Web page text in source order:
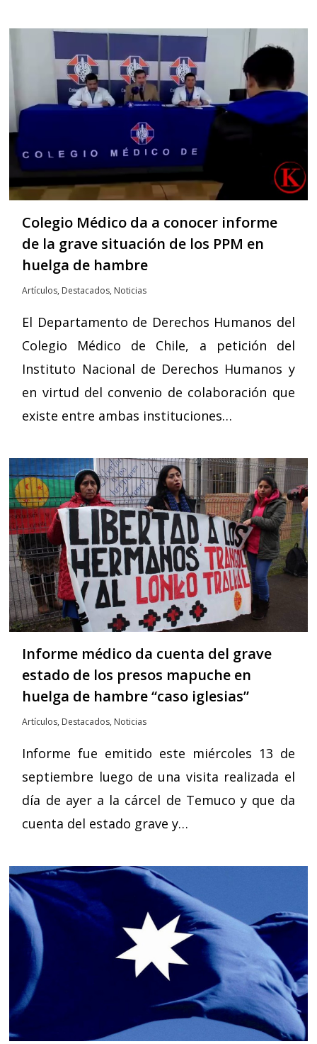
Colegio Médico da a conocer informe
de la grave situación de los PPM en
huelga de hambre
Artículos, Destacados, Noticias
El Departamento de Derechos Humanos del
Colegio Médico de Chile, a petición del
Instituto Nacional de Derechos Humanos y
en virtud del convenio de colaboración que
existe entre ambas instituciones…
Informe médico da cuenta del grave
estado de los presos mapuche en
huelga de hambre “caso iglesias”
Artículos, Destacados, Noticias
Informe fue emitido este miércoles 13 de
septiembre luego de una visita realizada el
día de ayer a la cárcel de Temuco y que da
cuenta del estado grave y…